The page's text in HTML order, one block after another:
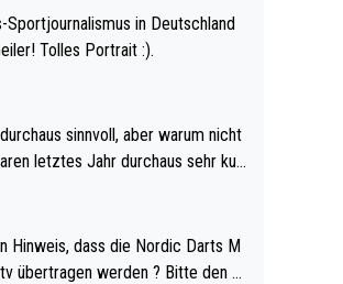
in Deutschland
Tolles Portrait :).
sinnvoll, aber warum nicht
Qualifikation des Weltm
übertragen werden ? Bitte den A